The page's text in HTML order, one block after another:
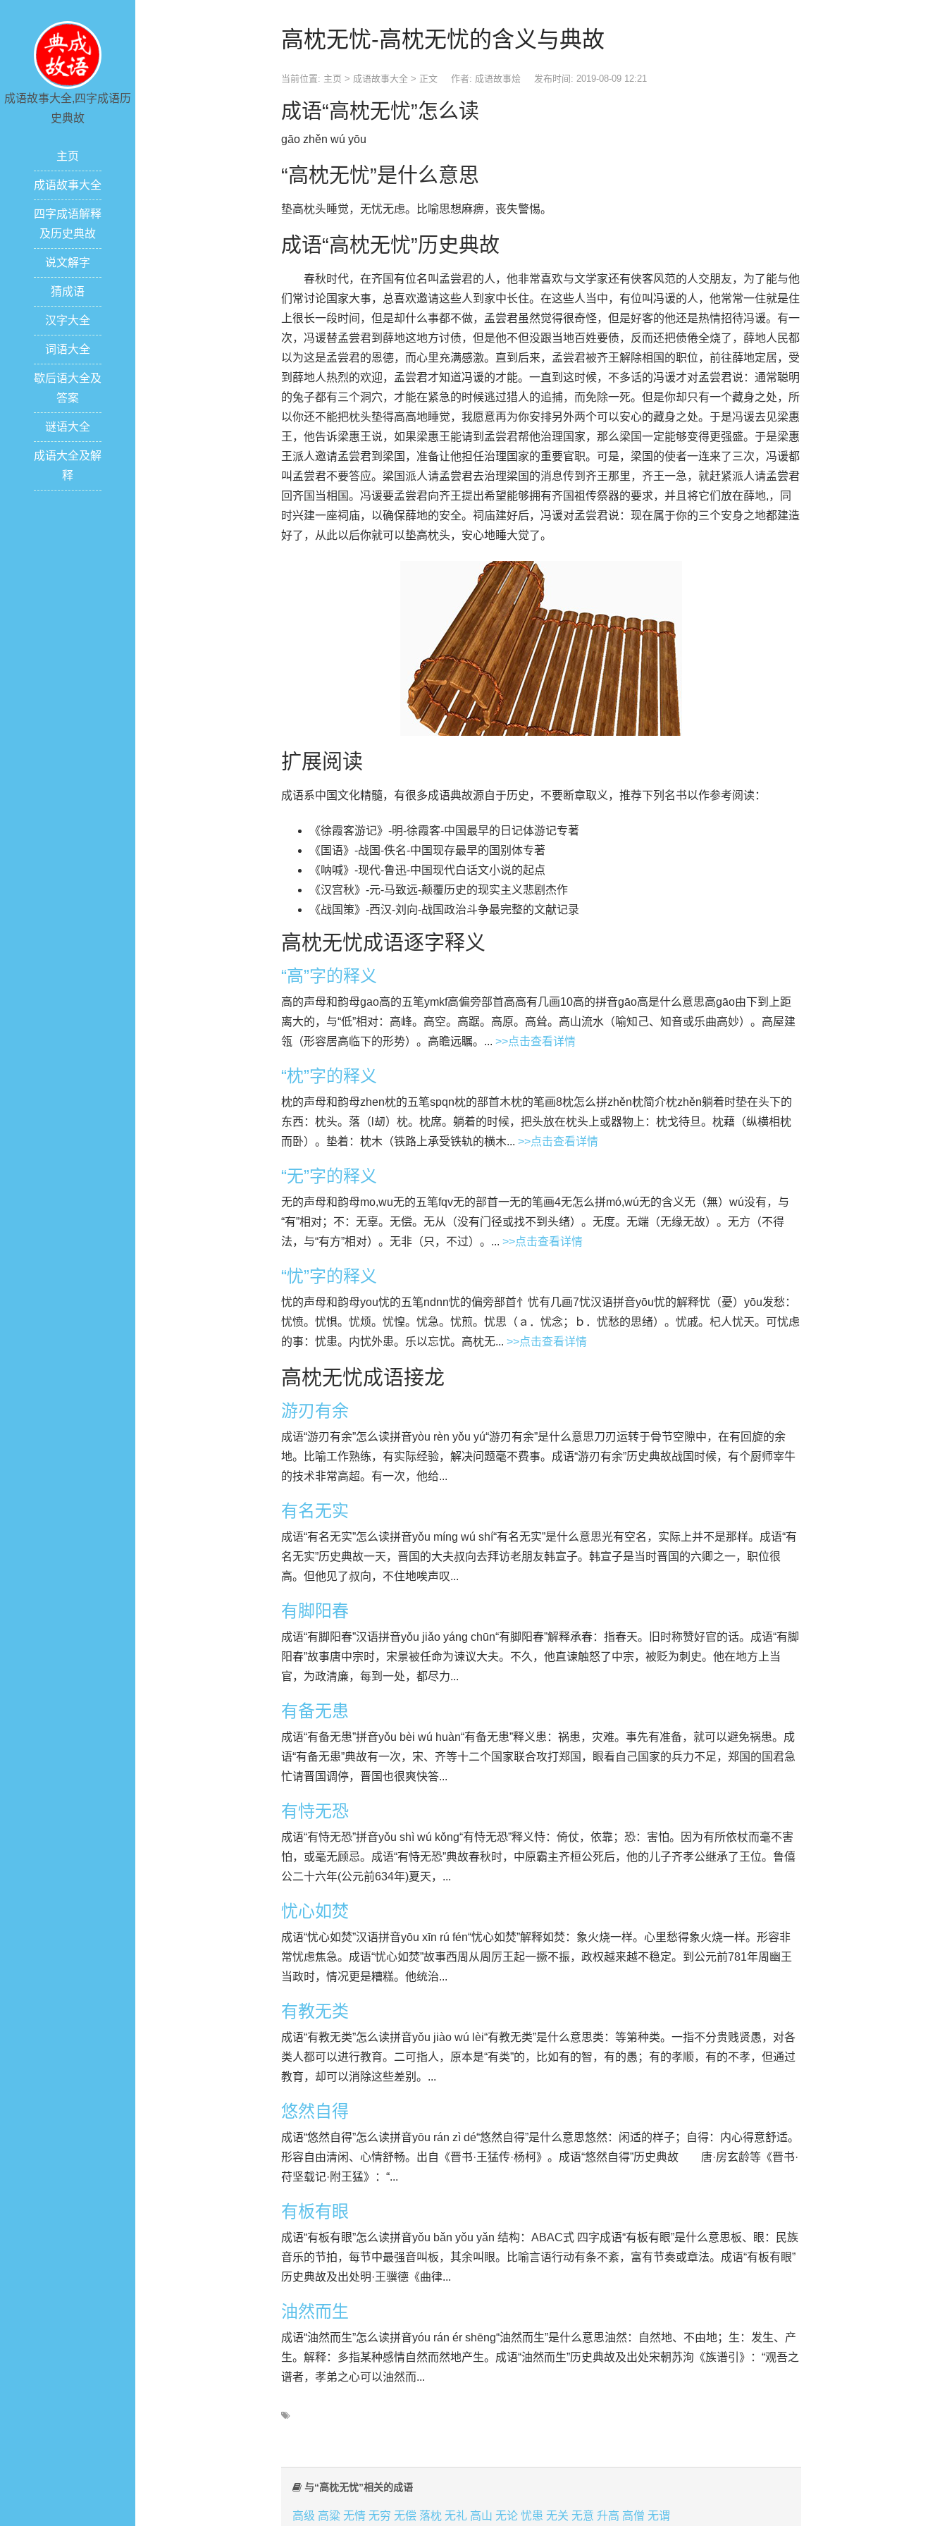
成语故事大全,四字成语历
史典故
主页
成语故事大全
四字成语解释
及历史典故
说文解字
猜成语
汉字大全
词语大全
歇后语大全及
答案
谜语大全
成语大全及解
释
高枕无忧-高枕无忧的含义与典故
当前位置: 主页 > 成语故事大全 > 正文 作者: 成语故事烩 发布时间: 2019-08-09 12:21
成语“高枕无忧”怎么读
gāo zhěn wú yōu
“高枕无忧”是什么意思
垫高枕头睡觉，无忧无虑。比喻思想麻痹，丧失警惕。
成语“高枕无忧”历史典故
春秋时代，在齐国有位名叫孟尝君的人，他非常喜欢与文学家还有侠客风范的人交朋友，为了能与他
们常讨论国家大事，总喜欢邀请这些人到家中长住。在这些人当中，有位叫冯谖的人，他常常一住就是住
上很长一段时间，但是却什么事都不做，孟尝君虽然觉得很奇怪，但是好客的他还是热情招待冯谖。有一
次，冯谖替孟尝君到薛地这地方讨债，但是他不但没跟当地百姓要债，反而还把债倦全烧了，薛地人民都
以为这是孟尝君的恩德，而心里充满感激。直到后来，孟尝君被齐王解除相国的职位，前往薛地定居，受
到薛地人热烈的欢迎，孟尝君才知道冯谖的才能。一直到这时候，不多话的冯谖才对孟尝君说：通常聪明
的兔子都有三个洞穴，才能在紧急的时候逃过猎人的追捕，而免除一死。但是你却只有一个藏身之处，所
以你还不能把枕头垫得高高地睡觉，我愿意再为你安排另外两个可以安心的藏身之处。于是冯谖去见梁惠
王，他告诉梁惠王说，如果梁惠王能请到孟尝君帮他治理国家，那么梁国一定能够变得更强盛。于是梁惠
王派人邀请孟尝君到梁国，准备让他担任治理国家的重要官职。可是，梁国的使者一连来了三次，冯谖都
叫孟尝君不要答应。梁国派人请孟尝君去治理梁国的消息传到齐王那里，齐王一急，就赶紧派人请孟尝君
回齐国当相国。冯谖要孟尝君向齐王提出希望能够拥有齐国祖传祭器的要求，并且将它们放在薛地,，同
时兴建一座祠庙，以确保薛地的安全。祠庙建好后，冯谖对孟尝君说：现在属于你的三个安身之地都建造
好了，从此以后你就可以垫高枕头，安心地睡大觉了。
扩展阅读
成语系中国文化精髓，有很多成语典故源自于历史，不要断章取义，推荐下列名书以作参考阅读：
《徐霞客游记》-明-徐霞客-中国最早的日记体游记专著
《国语》-战国-佚名-中国现存最早的国别体专著
《呐喊》-现代-鲁迅-中国现代白话文小说的起点
《汉宫秋》-元-马致远-颠覆历史的现实主义悲剧杰作
《战国策》-西汉-刘向-战国政治斗争最完整的文献记录
高枕无忧成语逐字释义
“高”字的释义
高的声母和韵母gao高的五笔ymkf高偏旁部首高高有几画10高的拼音gāo高是什么意思高gāo由下到上距
离大的，与“低”相对：高峰。高空。高踞。高原。高耸。高山流水（喻知己、知音或乐曲高妙）。高屋建
瓴（形容居高临下的形势）。高瞻远瞩。... >>点击查看详情
“枕”字的释义
枕的声母和韵母zhen枕的五笔spqn枕的部首木枕的笔画8枕怎么拼zhěn枕简介枕zhěn躺着时垫在头下的
东西：枕头。落（l刼）枕。枕席。躺着的时候，把头放在枕头上或器物上：枕戈待旦。枕藉（纵横相枕
而卧）。垫着：枕木（铁路上承受铁轨的横木... >>点击查看详情
“无”字的释义
无的声母和韵母mo,wu无的五笔fqv无的部首一无的笔画4无怎么拼mó,wú无的含义无（無）wú没有，与
“有”相对；不：无辜。无偿。无从（没有门径或找不到头绪）。无度。无端（无缘无故）。无方（不得
法，与“有方”相对）。无非（只，不过）。... >>点击查看详情
“忧”字的释义
忧的声母和韵母you忧的五笔ndnn忧的偏旁部首忄忧有几画7忧汉语拼音yōu忧的解释忧（憂）yōu发愁：
忧愤。忧惧。忧烦。忧惶。忧急。忧煎。忧思（ａ．忧念；ｂ．忧愁的思绪）。忧戚。杞人忧天。可忧虑
的事：忧患。内忧外患。乐以忘忧。高枕无... >>点击查看详情
高枕无忧成语接龙
游刃有余
成语“游刃有余”怎么读拼音yòu rèn yǒu yú“游刃有余”是什么意思刀刃运转于骨节空隙中，在有回旋的余
地。比喻工作熟练，有实际经验，解决问题毫不费事。成语“游刃有余”历史典故战国时候，有个厨师宰牛
的技术非常高超。有一次，他给...
有名无实
成语“有名无实”怎么读拼音yǒu míng wú shí“有名无实”是什么意思光有空名，实际上并不是那样。成语“有
名无实”历史典故一天，晋国的大夫叔向去拜访老朋友韩宣子。韩宣子是当时晋国的六卿之一，职位很
高。但他见了叔向，不住地唉声叹...
有脚阳春
成语“有脚阳春”汉语拼音yǒu jiǎo yáng chūn“有脚阳春”解释承春：指春天。旧时称赞好官的话。成语“有脚
阳春”故事唐中宗时，宋景被任命为谏议大夫。不久，他直谏触怒了中宗，被贬为刺史。他在地方上当
官，为政清廉，每到一处，都尽力...
有备无患
成语“有备无患”拼音yǒu bèi wú huàn“有备无患”释义患：祸患，灾难。事先有准备，就可以避免祸患。成
语“有备无患”典故有一次，宋、齐等十二个国家联合攻打郑国，眼看自己国家的兵力不足，郑国的国君急
忙请晋国调停，晋国也很爽快答...
有恃无恐
成语“有恃无恐”拼音yǒu shì wú kǒng“有恃无恐”释义恃：倚仗，依靠；恐：害怕。因为有所依杖而毫不害
怕，或毫无顾忌。成语“有恃无恐”典故春秋时，中原霸主齐桓公死后，他的儿子齐孝公继承了王位。鲁僖
公二十六年(公元前634年)夏天，...
忧心如焚
成语“忧心如焚”汉语拼音yōu xīn rú fén“忧心如焚”解释如焚：象火烧一样。心里愁得象火烧一样。形容非
常忧虑焦急。成语“忧心如焚”故事西周从周厉王起一撅不振，政权越来越不稳定。到公元前781年周幽王
当政时，情况更是糟糕。他统治...
有教无类
成语“有教无类”怎么读拼音yǒu jiào wú lèi“有教无类”是什么意思类：等第种类。一指不分贵贱贤愚，对各
类人都可以进行教育。二可指人，原本是“有类”的，比如有的智，有的愚；有的孝顺，有的不孝，但通过
教育，却可以消除这些差别。...
悠然自得
成语“悠然自得”怎么读拼音yōu rán zì dé“悠然自得”是什么意思悠然：闲适的样子；自得：内心得意舒适。
形容自由清闲、心情舒畅。出自《晋书·王猛传·杨柯》。成语“悠然自得”历史典故 唐·房玄龄等《晋书·
苻坚载记·附王猛》：“...
有板有眼
成语“有板有眼”怎么读拼音yǒu bǎn yǒu yǎn 结构：ABAC式 四字成语“有板有眼”是什么意思板、眼：民族
音乐的节拍，每节中最强音叫板，其余叫眼。比喻言语行动有条不紊，富有节奏或章法。成语“有板有眼”
历史典故及出处明·王骥德《曲律...
油然而生
成语“油然而生”怎么读拼音yóu rán ér shēng“油然而生”是什么意思油然：自然地、不由地；生：发生、产
生。解释：多指某种感情自然而然地产生。成语“油然而生”历史典故及出处宋朝苏洵《族谱引》：“观吾之
谱者，孝弟之心可以油然而...
与“高枕无忧”相关的成语
高级 高粱 无情 无穷 无偿 落枕 无礼 高山 无论 忧患 无关 无意 升高 高僧 无谓